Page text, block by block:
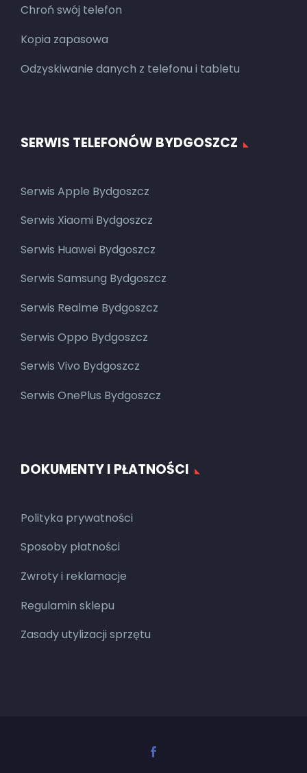
Chroń swój telefon
Kopia zapasowa
Odzyskiwanie danych z telefonu i tabletu
SERWIS TELEFONÓW BYDGOSZCZ
Serwis Apple Bydgoszcz
Serwis Xiaomi Bydgoszcz
Serwis Huawei Bydgoszcz
Serwis Samsung Bydgoszcz
Serwis Realme Bydgoszcz
Serwis Oppo Bydgoszcz
Serwis Vivo Bydgoszcz
Serwis OnePlus Bydgoszcz
DOKUMENTY I PŁATNOŚCI
Polityka prywatności
Sposoby płatności
Zwroty i reklamacje
Regulamin sklepu
Zasady utylizacji sprzętu